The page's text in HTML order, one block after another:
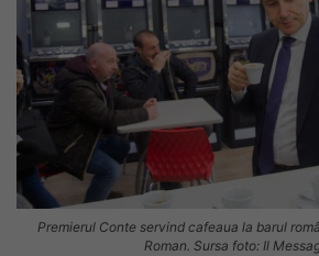
Premierul Conte servind cafeaua la barul
Roman. Sursa foto: Il